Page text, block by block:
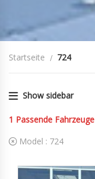
Startseite 724
Show sidebar
1 Passende Fahrzeuge
Model : 724